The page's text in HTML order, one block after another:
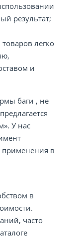
результат;
легко
и
баги , не
У нас
применения в
в
часто